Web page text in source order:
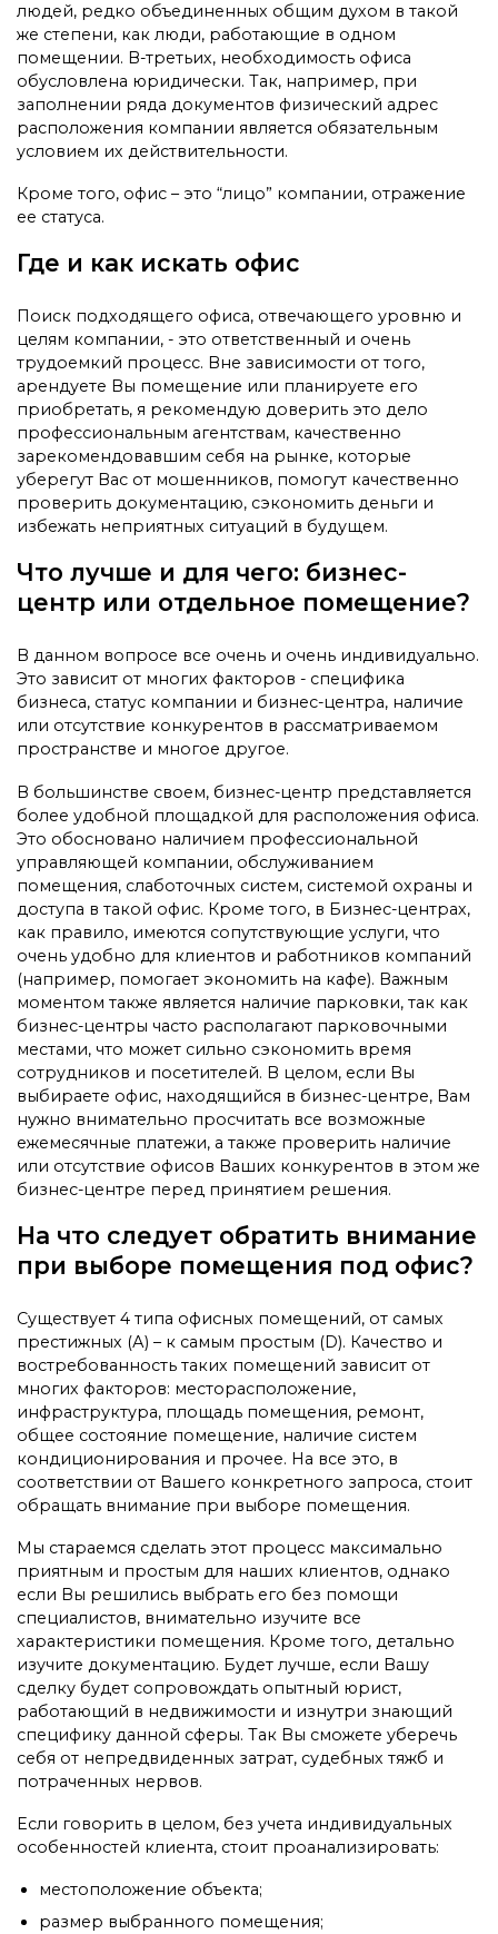
людей, редко объединенных общим духом в такой
же степени, как люди, работающие в одном
помещении. В-третьих, необходимость офиса
обусловлена юридически. Так, например, при
заполнении ряда документов физический адрес
расположения компании является обязательным
условием их действительности.
Кроме того, офис – это “лицо” компании, отражение
ее статуса.
Где и как искать офис
Поиск подходящего офиса, отвечающего уровню и
целям компании, - это ответственный и очень
трудоемкий процесс. Вне зависимости от того,
арендуете Вы помещение или планируете его
приобретать, я рекомендую доверить это дело
профессиональным агентствам, качественно
зарекомендовавшим себя на рынке, которые
уберегут Вас от мошенников, помогут качественно
проверить документацию, сэкономить деньги и
избежать неприятных ситуаций в будущем.
Что лучше и для чего: бизнес-
центр или отдельное помещение?
В данном вопросе все очень и очень индивидуально.
Это зависит от многих факторов - специфика
бизнеса, статус компании и бизнес-центра, наличие
или отсутствие конкурентов в рассматриваемом
пространстве и многое другое.
В большинстве своем, бизнес-центр представляется
более удобной площадкой для расположения офиса.
Это обосновано наличием профессиональной
управляющей компании, обслуживанием
помещения, слаботочных систем, системой охраны и
доступа в такой офис. Кроме того, в Бизнес-центрах,
как правило, имеются сопутствующие услуги, что
очень удобно для клиентов и работников компаний
(например, помогает экономить на кафе). Важным
моментом также является наличие парковки, так как
бизнес-центры часто располагают парковочными
местами, что может сильно сэкономить время
сотрудников и посетителей. В целом, если Вы
выбираете офис, находящийся в бизнес-центре, Вам
нужно внимательно просчитать все возможные
ежемесячные платежи, а также проверить наличие
или отсутствие офисов Ваших конкурентов в этом же
бизнес-центре перед принятием решения.
На что следует обратить внимание
при выборе помещения под офис?
Существует 4 типа офисных помещений, от самых
престижных (А) – к самым простым (D). Качество и
востребованность таких помещений зависит от
многих факторов: месторасположение,
инфраструктура, площадь помещения, ремонт,
общее состояние помещение, наличие систем
кондиционирования и прочее. На все это, в
соответствии от Вашего конкретного запроса, стоит
обращать внимание при выборе помещения.
Мы стараемся сделать этот процесс максимально
приятным и простым для наших клиентов, однако
если Вы решились выбрать его без помощи
специалистов, внимательно изучите все
характеристики помещения. Кроме того, детально
изучите документацию. Будет лучше, если Вашу
сделку будет сопровождать опытный юрист,
работающий в недвижимости и изнутри знающий
специфику данной сферы. Так Вы сможете уберечь
себя от непредвиденных затрат, судебных тяжб и
потраченных нервов.
Если говорить в целом, без учета индивидуальных
особенностей клиента, стоит проанализировать:
местоположение объекта;
размер выбранного помещения;